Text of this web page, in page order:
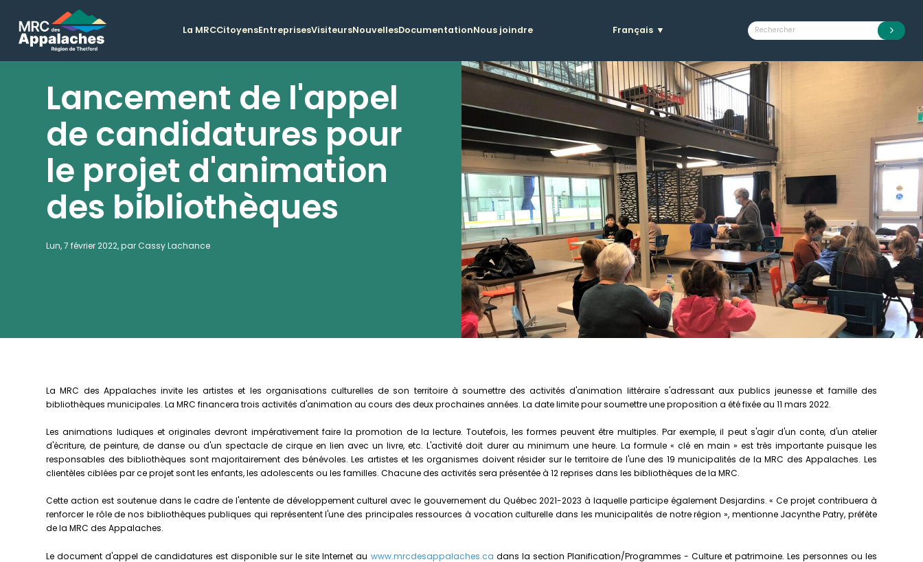
La MRCCitoyensEntreprisesVisiteursNouvellesDocumentationNous joindre Français ▼
Lancement de l'appel
de candidatures pour
le projet d'animation
des bibliothèques
Lun, 7 février 2022, par Cassy Lachance
La MRC des Appalaches invite les artistes et les organisations culturelles de son territoire à soumettre des activités d'animation littéraire s'adressant aux publics jeunesse et famille des
bibliothèques municipales. La MRC financera trois activités d'animation au cours des deux prochaines années. La date limite pour soumettre une proposition a été fixée au 11 mars 2022.
Les animations ludiques et originales devront impérativement faire la promotion de la lecture. Toutefois, les formes peuvent être multiples. Par exemple, il peut s'agir d'un conte, d'un atelier
d'écriture, de peinture, de danse ou d'un spectacle de cirque en lien avec un livre, etc. L'activité doit durer au minimum une heure. La formule « clé en main » est très importante puisque les
responsables des bibliothèques sont majoritairement des bénévoles. Les artistes et les organismes doivent résider sur le territoire de l'une des 19 municipalités de la MRC des Appalaches. Les
clientèles ciblées par ce projet sont les enfants, les adolescents ou les familles. Chacune des activités sera présentée à 12 reprises dans les bibliothèques de la MRC.
Cette action est soutenue dans le cadre de l'entente de développement culturel avec le gouvernement du Québec 2021-2023 à laquelle participe également Desjardins. « Ce projet contribuera à
renforcer le rôle de nos bibliothèques publiques qui représentent l'une des principales ressources à vocation culturelle dans les municipalités de notre région », mentionne Jacynthe Patry, préfète
de la MRC des Appalaches.
Le document d'appel de candidatures est disponible sur le site Internet au www.mrcdesappalaches.ca dans la section Planification/Programmes - Culture et patrimoine. Les personnes ou les